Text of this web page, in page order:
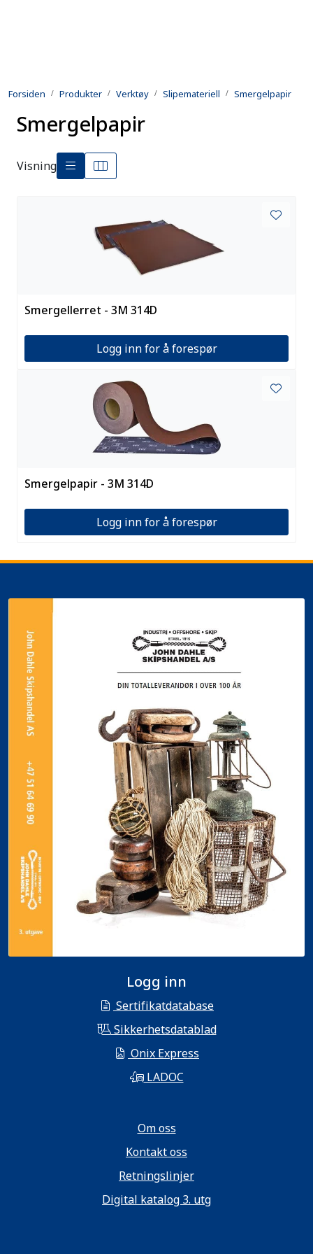
Forsiden Produkter Verktøy Slipemateriell Smergelpapir
Smergelpapir
Visning
Smergellerret - 3M 314D
Logg inn for å forespør
Smergelpapir - 3M 314D
Logg inn for å forespør
Logg inn
Sertifikatdatabase
Sikkerhetsdatablad
Onix Express
LADOC
Om oss
Kontakt oss
Retningslinjer
Digital katalog 3. utg
Utleie
Kontroll og reparasjon
Forsvarsindustri